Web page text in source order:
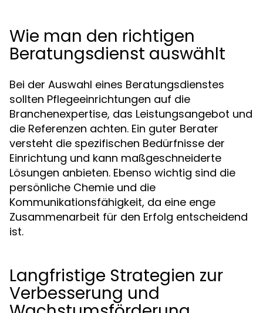
Wie man den richtigen
Beratungsdienst auswählt
Bei der Auswahl eines Beratungsdienstes
sollten Pflegeeinrichtungen auf die
Branchenexpertise, das Leistungsangebot und
die Referenzen achten. Ein guter Berater
versteht die spezifischen Bedürfnisse der
Einrichtung und kann maßgeschneiderte
Lösungen anbieten. Ebenso wichtig sind die
persönliche Chemie und die
Kommunikationsfähigkeit, da eine enge
Zusammenarbeit für den Erfolg entscheidend
ist.
Langfristige Strategien zur
Verbesserung und